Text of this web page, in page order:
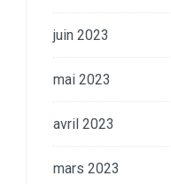
juin 2023
mai 2023
avril 2023
mars 2023